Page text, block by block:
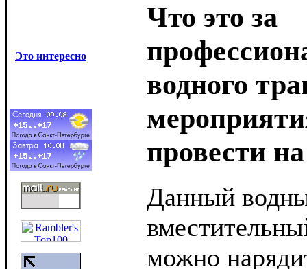
Это интересно
Что это за
водного
провести
Данный
можно